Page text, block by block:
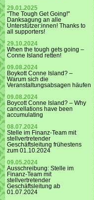
29.01.2025
"The Tough Get Going!"
Danksagung an alle
Unterstützer:innen! Thanks to
all supporters!
29.10.2024
When the tough gets going –
Conne Island retten!
09.08.2024
Boykott Conne Island? –
Warum sich die
Veranstaltungsabsagen häufen
09.08.2024
Boycott Conne Island? – Why
cancellations have been
accumulating
08.07.2024
Stelle im Finanz-Team mit
stellvertretender
Geschäftsleitung frühestens
zum 01.10.2024
09.05.2024
Ausschreibung: Stelle im
Finanz-Team mit
stellvertretender
Geschäftsleitung ab
01.07.2024